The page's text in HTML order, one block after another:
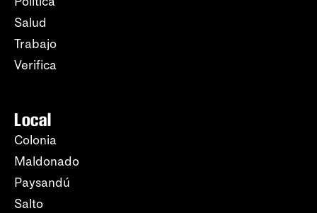
Salud
Trabajo
Verifica
Local
Colonia
Maldonado
Paysandú
Salto